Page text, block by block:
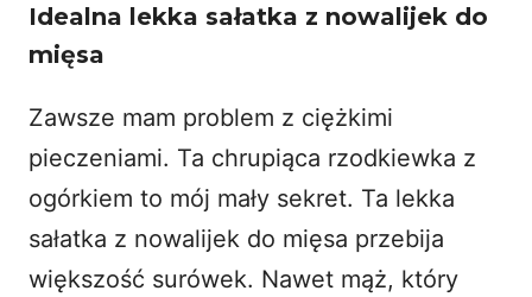
Idealna lekka sałatka z nowalijek do
mięsa
Zawsze mam problem z ciężkimi
pieczeniami. Ta chrupiąca rzodkiewka z
ogórkiem to mój mały sekret. Ta lekka
sałatka z nowalijek do mięsa przebija
większość surówek. Nawet mąż, który